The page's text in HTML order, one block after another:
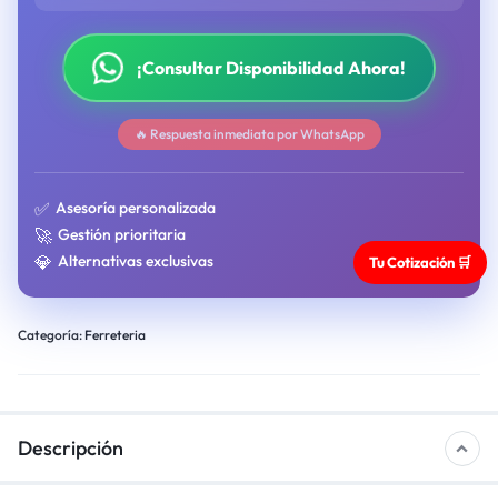
¡Consultar Disponibilidad Ahora!
🔥 Respuesta inmediata por WhatsApp
✅ Asesoría personalizada
🚀 Gestión prioritaria
💎 Alternativas exclusivas
Categoría: Ferreteria
Descripción
Tu Cotización 🛒